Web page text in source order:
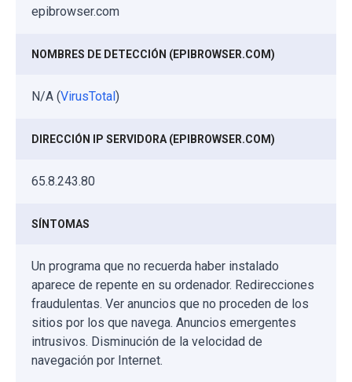
epibrowser.com
NOMBRES DE DETECCIÓN (EPIBROWSER.COM)
N/A (VirusTotal)
DIRECCIÓN IP SERVIDORA (EPIBROWSER.COM)
65.8.243.80
SÍNTOMAS
Un programa que no recuerda haber instalado
aparece de repente en su ordenador. Redirecciones
fraudulentas. Ver anuncios que no proceden de los
sitios por los que navega. Anuncios emergentes
intrusivos. Disminución de la velocidad de
navegación por Internet.